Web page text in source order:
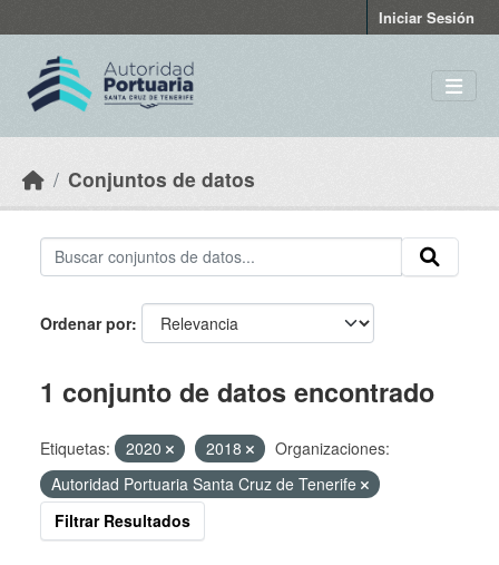
Iniciar Sesión
Conjuntos de datos
Ordenar por
1 conjunto de datos encontrado
Etiquetas: 2020 2018
Organizaciones:
Autoridad Portuaria Santa Cruz de Tenerife
Filtrar Resultados